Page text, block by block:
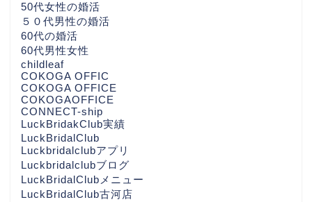
50代女性の婚活
５０代男性の婚活
60代の婚活
60代男性女性
childleaf
COKOGA OFFIC
COKOGA OFFICE
COKOGAOFFICE
CONNECT-ship
LuckBridakClub実績
LuckBridalClub
Luckbridalclubアプリ
Luckbridalclubブログ
LuckBridalClubメニュー
LuckBridalClub古河店